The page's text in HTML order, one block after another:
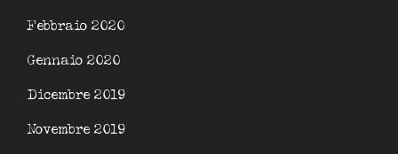
Febbraio 2020
Gennaio 2020
Dicembre 2019
Novembre 2019